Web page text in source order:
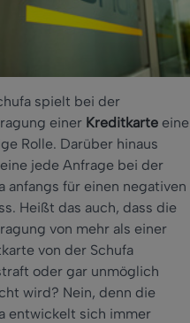
spielt bei der
einer Kreditkarte eine
Rolle. Darüber hinaus
jede Anfrage bei der
anfangs für einen negativen
Heißt das auch, dass die
von mehr als einer
von der Schufa
oder gar unmöglich
wird? Nein, denn die
entwickelt sich immer